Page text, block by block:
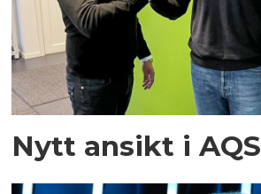
Nytt ansikt i AQS